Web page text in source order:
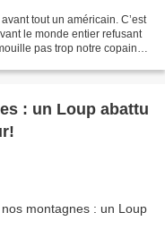
tout un américain. C’est
le monde entier refusant
pas trop notre copain
: un Loup abattu